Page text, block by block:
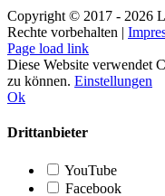
Copyright © 2017 - 2026
Rechte vorbehalten |
Page load link
Diese Website verwendet
zu können. Einstellungen
Ok
Drittanbieter
YouTube
Facebook